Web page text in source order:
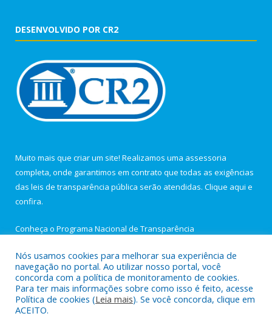
DESENVOLVIDO POR CR2
Muito mais que criar um site! Realizamos uma assessoria
completa, onde garantimos em contrato que todas as exigências
das leis de transparência pública serão atendidas. Clique aqui e
confira.
Conheça o Programa Nacional de Transparência
Todos os direitos reservados a Câmara Municipal de Igarapé-
Açu.
Nós usamos cookies para melhorar sua experiência de
navegação no portal. Ao utilizar nosso portal, você
concorda com a política de monitoramento de cookies.
Para ter mais informações sobre como isso é feito, acesse
Política de cookies (Leia mais). Se você concorda, clique em
ACEITO.